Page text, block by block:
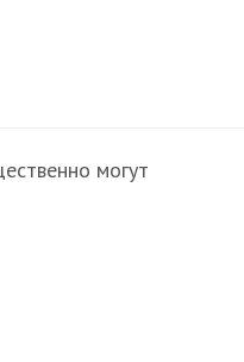
могут